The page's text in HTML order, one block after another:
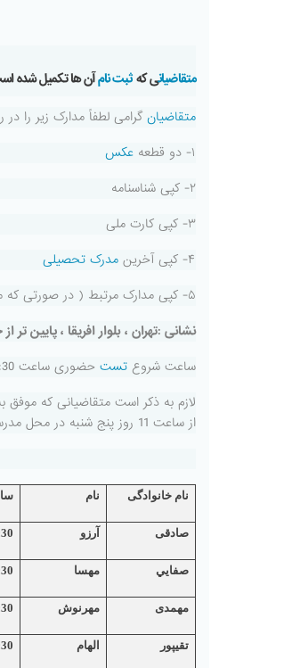
متقاضیانی کهثبت نامآن ها تکمیل شده
متقاضیان گرامی لطفاً مدارک زیر را
۱- دو قطعه
عکس
۲- کپی شناسنامه
۳- کپی کارت ملی
۴- کپی آخرین
مدرک تحصیلی
۵- کپی مدارک مرتبط ( در صورتی که مدرکی مرتبط با
نشانی :تهران ، بلوار افریقا ، پایین تر از
ساعت شروع تست حضوری ساعت 9:30 تا 12 روز جمعه 14دی97
از ساعت 11 روز پنج شنبه در محل مدرسه عالی رسانه حضور داشته باشند .
نام خانوادگی نام
صادقی آرزو
صفايي مهسا
مهمدی مهرنوش
تقیپور الهام